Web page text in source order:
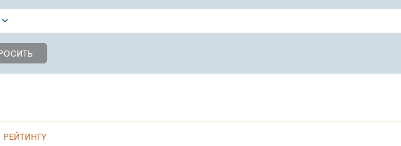
РЕЙТИНГУ